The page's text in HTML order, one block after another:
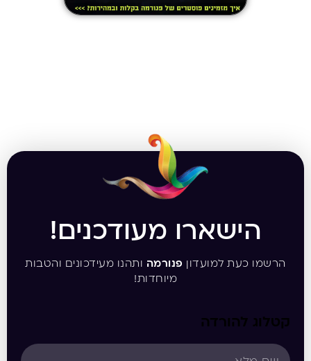
הישארו מעודכנים!
הרשמו כעת למועדון פנורמה ותהנו מעידכונים והטבות
מיוחדות!
קטלוג להורדה